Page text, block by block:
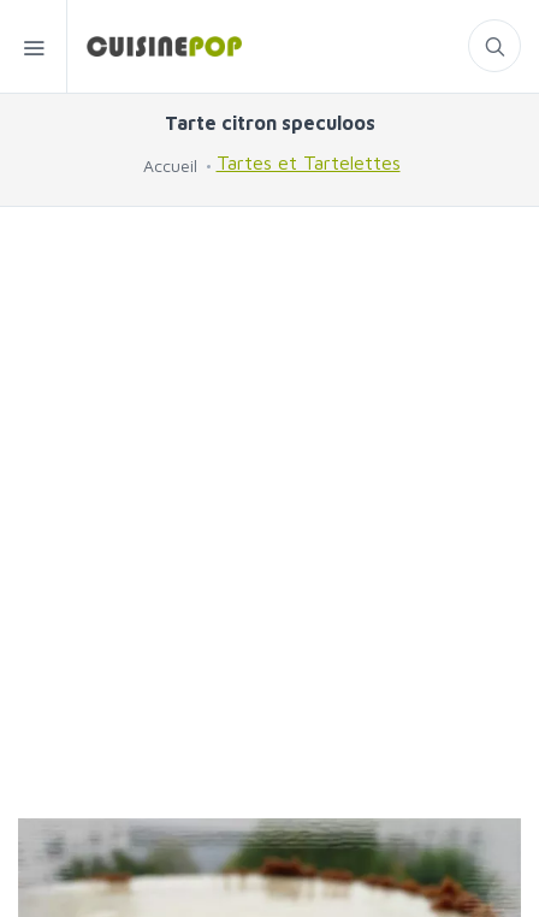
Tarte citron speculoos
Accueil Tartes et Tartelettes